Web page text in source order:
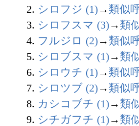
2. シロフジ (1)→ 類似
3. シロフスマ (3)→ 類
4. フルジロ (2)→ 類似
5. シロブスマ (1)→ 類
6. シロウチ (1)→ 類似
7. シロツブ (2)→ 類似
8. カシコブチ (1)→ 類
9. シチガフチ (1)→ 類